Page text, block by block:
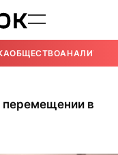
ОБЩЕСТВОАНАЛИТИКА
в